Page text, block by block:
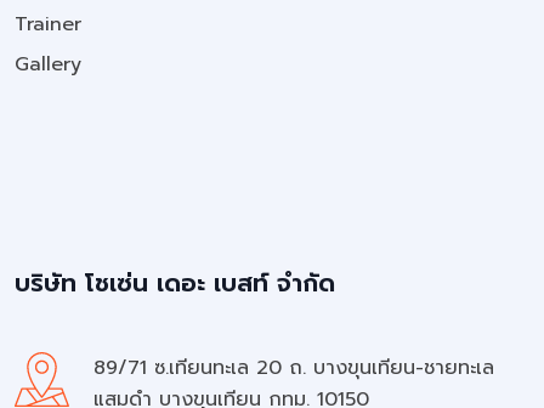
Trainer
Gallery
บริษัท โชเซ่น เดอะ เบสท์ จำกัด
89/71 ซ.เทียนทะเล 20 ถ. บางขุนเทียน-ชายทะเล
แสมดำ บางขุนเทียน กทม. 10150